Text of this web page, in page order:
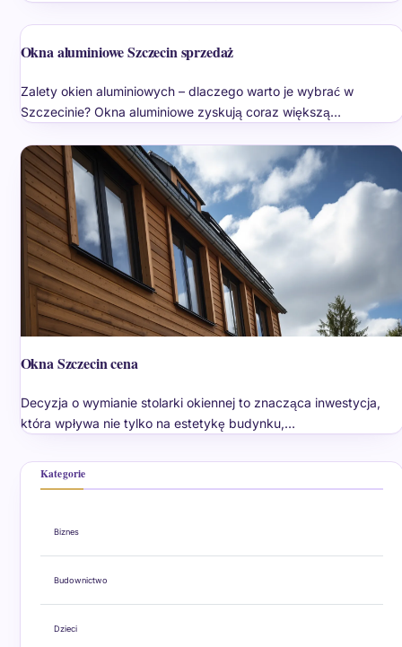
Okna aluminiowe Szczecin sprzedaż
Zalety okien aluminiowych – dlaczego warto je wybrać w
Szczecinie? Okna aluminiowe zyskują coraz większą…
Okna Szczecin cena
Decyzja o wymianie stolarki okiennej to znacząca inwestycja,
która wpływa nie tylko na estetykę budynku,…
Kategorie
Biznes
Budownictwo
Dzieci